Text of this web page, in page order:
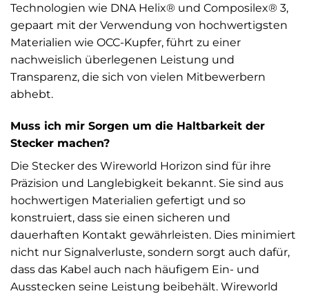
Technologien wie DNA Helix® und Composilex® 3,
gepaart mit der Verwendung von hochwertigsten
Materialien wie OCC-Kupfer, führt zu einer
nachweislich überlegenen Leistung und
Transparenz, die sich von vielen Mitbewerbern
abhebt.
Muss ich mir Sorgen um die Haltbarkeit der
Stecker machen?
Die Stecker des Wireworld Horizon sind für ihre
Präzision und Langlebigkeit bekannt. Sie sind aus
hochwertigen Materialien gefertigt und so
konstruiert, dass sie einen sicheren und
dauerhaften Kontakt gewährleisten. Dies minimiert
nicht nur Signalverluste, sondern sorgt auch dafür,
dass das Kabel auch nach häufigem Ein- und
Ausstecken seine Leistung beibehält. Wireworld